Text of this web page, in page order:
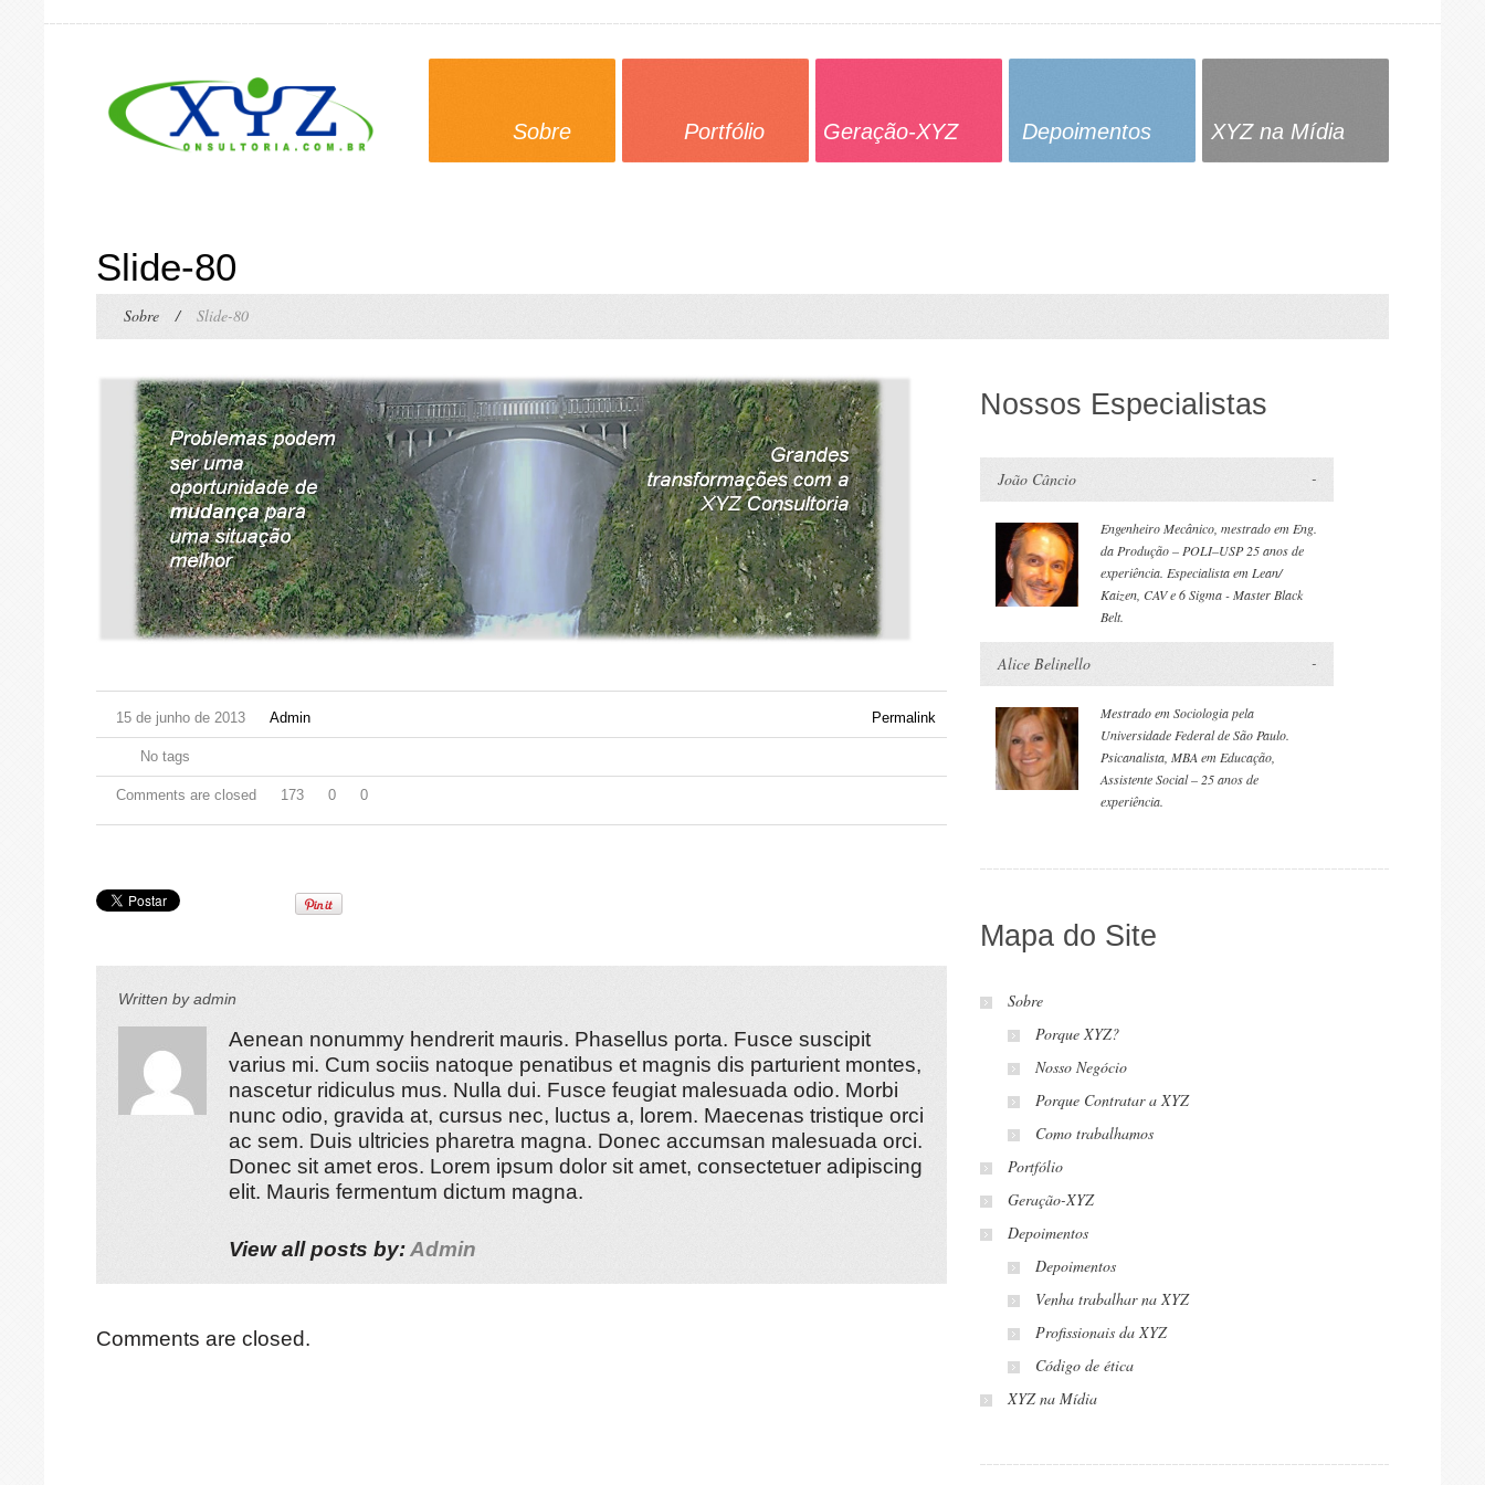
Sobre Portfólio Geração-XYZ Depoimentos XYZ na Mídia
Slide-80
Sobre / Slide-80
15 de junho de 2013 Admin Permalink
No tags
Comments are closed 173 0 0
Written byadmin
Aenean nonummy hendrerit mauris. Phasellus porta. Fusce suscipit
varius mi. Cum sociis natoque penatibus et magnis dis parturient montes,
nascetur ridiculus mus. Nulla dui. Fusce feugiat malesuada odio. Morbi
nunc odio, gravida at, cursus nec, luctus a, lorem. Maecenas tristique orci
ac sem. Duis ultricies pharetra magna. Donec accumsan malesuada orci.
Donec sit amet eros. Lorem ipsum dolor sit amet, consectetuer adipiscing
elit. Mauris fermentum dictum magna.
View all posts by:Admin
Comments are closed.
Nossos Especialistas
João Câncio
Engenheiro Mecânico, mestrado em Eng.
da Produção – POLI–USP 25 anos de
experiência. Especialista em Lean/
Kaizen, CAV e 6 Sigma - Master Black
Belt.
Alice Belinello
Mestrado em Sociologia pela
Universidade Federal de São Paulo.
Psicanalista, MBA em Educação,
Assistente Social – 25 anos de
experiência.
Mapa do Site
Sobre
Porque XYZ?
Nosso Negócio
Porque Contratar a XYZ
Como trabalhamos
Portfólio
Geração-XYZ
Depoimentos
Depoimentos
Venha trabalhar na XYZ
Profissionais da XYZ
Código de ética
XYZ na Mídia